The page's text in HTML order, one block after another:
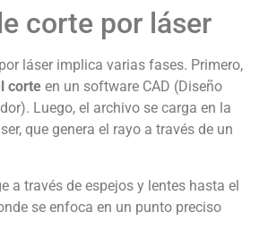
corte por láser
láser implica varias fases. Primero,
corte en un software CAD (Diseño
Luego, el archivo se carga en la
que genera el rayo a través de un
a través de espejos y lentes hasta el
se enfoca en un punto preciso